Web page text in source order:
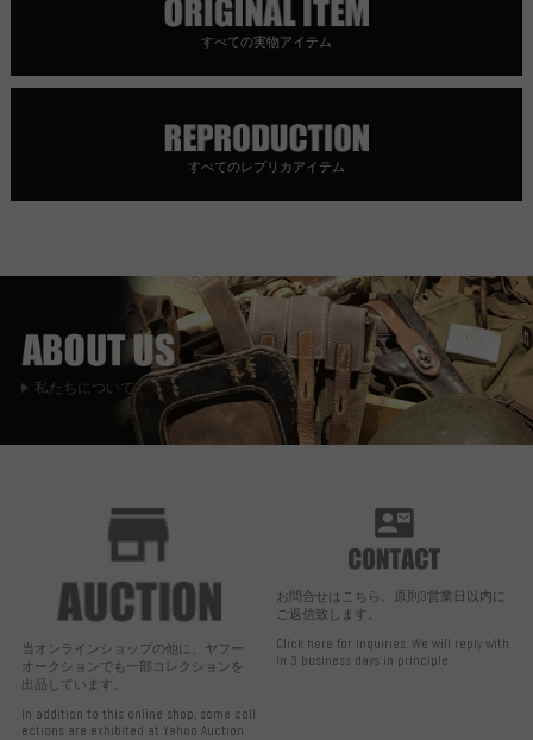
すべての実物アイテム
すべてのレプリカアイテム
私たちについて
当オンラインショップの他に、ヤフー
オークションでも一部コレクションを
出品しています。
In addition to this online shop, some coll
ections are exhibited at Yahoo Auction.
お問合せはこちら。原則3営業日以内に
ご返信致します。
Click here for inquiries. We will reply with
in 3 business days in principle.